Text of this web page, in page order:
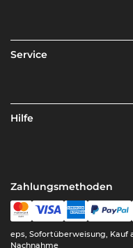
Service
Hilfe
Zahlungsmethoden
eps, Sofortüberweisung, Kauf
Nachnahme